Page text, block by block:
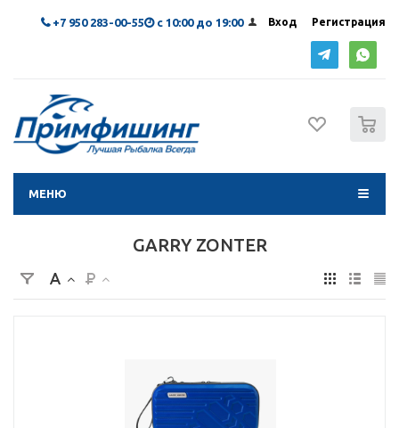
Вход Регистрация
+7 950 283-00-55 с 10:00 до 19:00
МЕНЮ
GARRY ZONTER